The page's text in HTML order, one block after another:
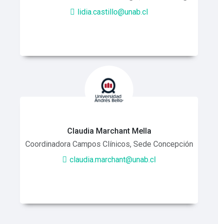
lidia.castillo@unab.cl
Claudia Marchant Mella
Coordinadora Campos Clínicos, Sede Concepción
claudia.marchant@unab.cl